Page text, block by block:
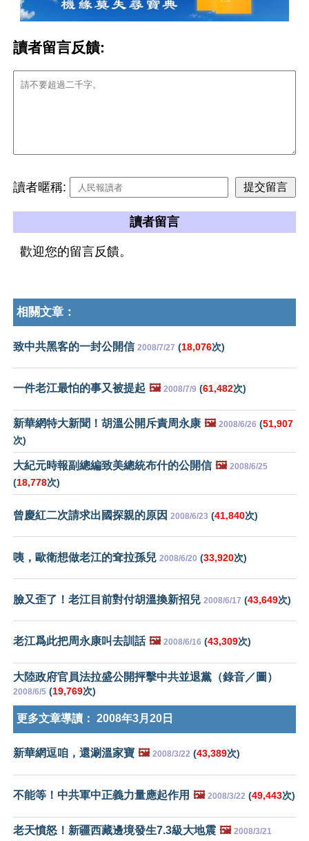
讀者留言反饋:
讀者暱稱:
讀者留言
歡迎您的留言反饋。
相關文章：
致中共黑客的一封公開信 2008/7/27 (18,076次)
一件老江最怕的事又被提起 🖼️ 2008/7/9 (61,482次)
新華網特大新聞！胡溫公開斥責周永康 🖼️ 2008/6/26 (51,907
次)
大紀元時報副總編致美總統布什的公開信 🖼️ 2008/6/25
(18,778次)
曾慶紅二次請求出國探親的原因 2008/6/23 (41,840次)
咦，歐衛想做老江的耷拉孫兒 2008/6/20 (33,920次)
臉又歪了！老江目前對付胡溫換新招兒 2008/6/17 (43,649次)
老江爲此把周永康叫去訓話 🖼️ 2008/6/16 (43,309次)
大陸政府官員法拉盛公開抨擊中共並退黨（錄音／圖）
2008/6/5 (19,769次)
更多文章導讀： 2008年3月20日
新華網逗咱，還涮溫家寶 🖼️ 2008/3/22 (43,389次)
不能等！中共軍中正義力量應起作用 🖼️ 2008/3/22 (49,443次)
老天憤怒！新疆西藏邊境發生7.3級大地震 🖼️ 2008/3/21